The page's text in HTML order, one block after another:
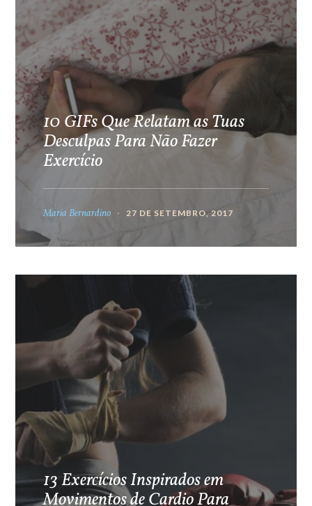
10 GIFs Que Relatam as Tuas
Desculpas Para Não Fazer
Exercício
Maria Bernardino 27 DE SETEMBRO, 2017
13 Exercícios Inspirados em
Movimentos de Cardio Para